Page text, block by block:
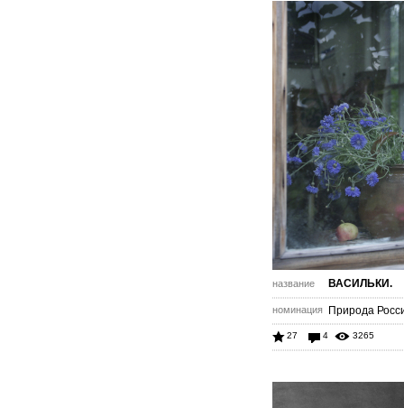
название ВАСИЛЬКИ.
номинация Природа
27 4 3265